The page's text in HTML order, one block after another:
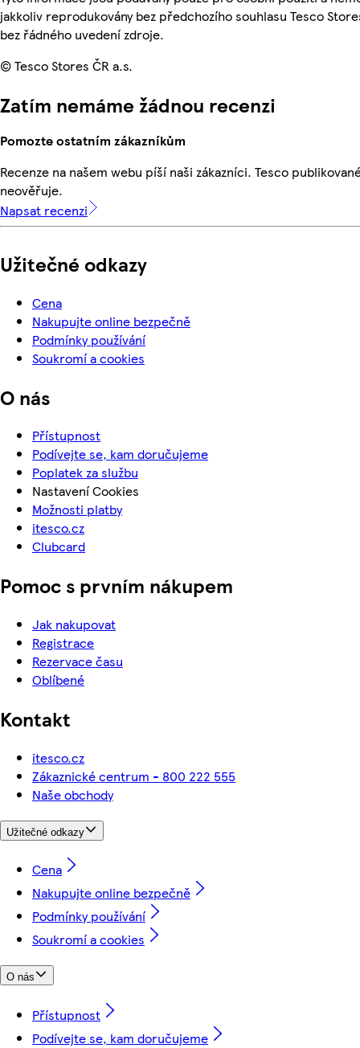
jakkoliv reprodukovány bez předchozího souhlasu Tesco
bez řádného uvedení zdroje.
© Tesco Stores ČR a.s.
Zatím nemáme žádnou recenzi
Pomozte ostatním zákazníkům
Recenze na našem webu píší naši zákazníci. Tesco
neověřuje.
Napsat recenzi
Užitečné odkazy
Cena
Nakupujte online bezpečně
Podmínky používání
Soukromí a cookies
O nás
Přístupnost
Podívejte se, kam doručujeme
Poplatek za službu
Nastavení Cookies
Možnosti platby
itesco.cz
Clubcard
Pomoc s prvním nákupem
Jak nakupovat
Registrace
Rezervace času
Oblíbené
Kontakt
itesco.cz
Zákaznické centrum - 800 222 555
Naše obchody
Užitečné odkazy
Cena
Nakupujte online bezpečně
Podmínky používání
Soukromí a cookies
O nás
Přístupnost
Podívejte se, kam doručujeme